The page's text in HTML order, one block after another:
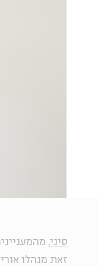
סיני,
זאת מנהלו